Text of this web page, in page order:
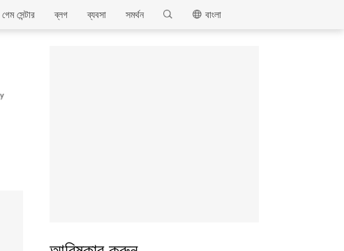
MEmu
বাংলা
সমর্থন
ব্যবসা
ব্লগ
গেম সেন্টার